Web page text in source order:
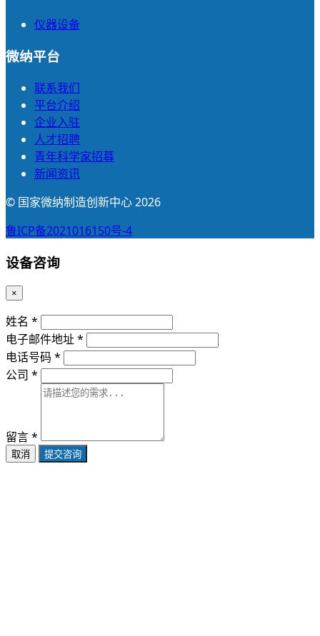
仪器设备
微纳平台
联系我们
平台介绍
企业入驻
人才招聘
青年科学家招募
新闻资讯
© 国家微纳制造创新中心 2026
鲁ICP备2021016150号-4
设备咨询
×
姓名 *
电子邮件地址 *
电话号码 *
公司 *
留言 *
取消 提交咨询